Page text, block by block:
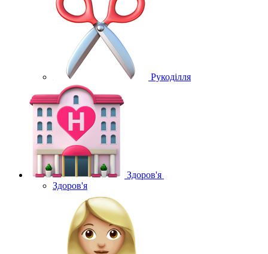
Рукоділля
Здоров'я
Здоров'я